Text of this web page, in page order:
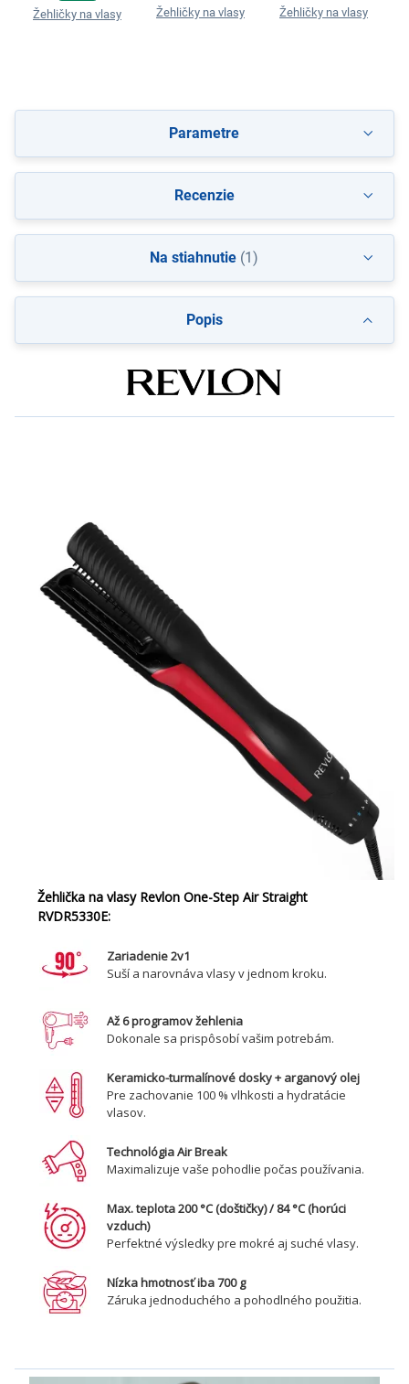
Žehličky na vlasy Žehličky na vlasy Žehličky na vlasy
Popis
Žehlička na vlasy Revlon One-Step Air Straight
RVDR5330E:
Zariadenie 2v1
Suší a narovnáva vlasy v jednom kroku.
Až 6 programov žehlenia
Dokonale sa prispôsobí vašim potrebám.
Keramicko-turmalínové dosky + arganový olej
Pre zachovanie 100 % vlhkosti a hydratácie
vlasov.
Technológia Air Break
Maximalizuje vaše pohodlie počas používania.
Max. teplota 200 °C (doštičky) / 84 °C (horúci
vzduch)
Perfektné výsledky pre mokré aj suché vlasy.
Nízka hmotnosť iba 700 g
Záruka jednoduchého a pohodlného použitia.
Parametre
Recenzie
Na stiahnutie (1)